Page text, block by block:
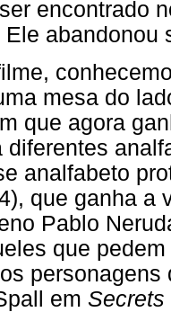
encontrado
abandonou
mesa do
que agora
diferentes
analfabeto
que ganha a
Pablo
que
em Secrets